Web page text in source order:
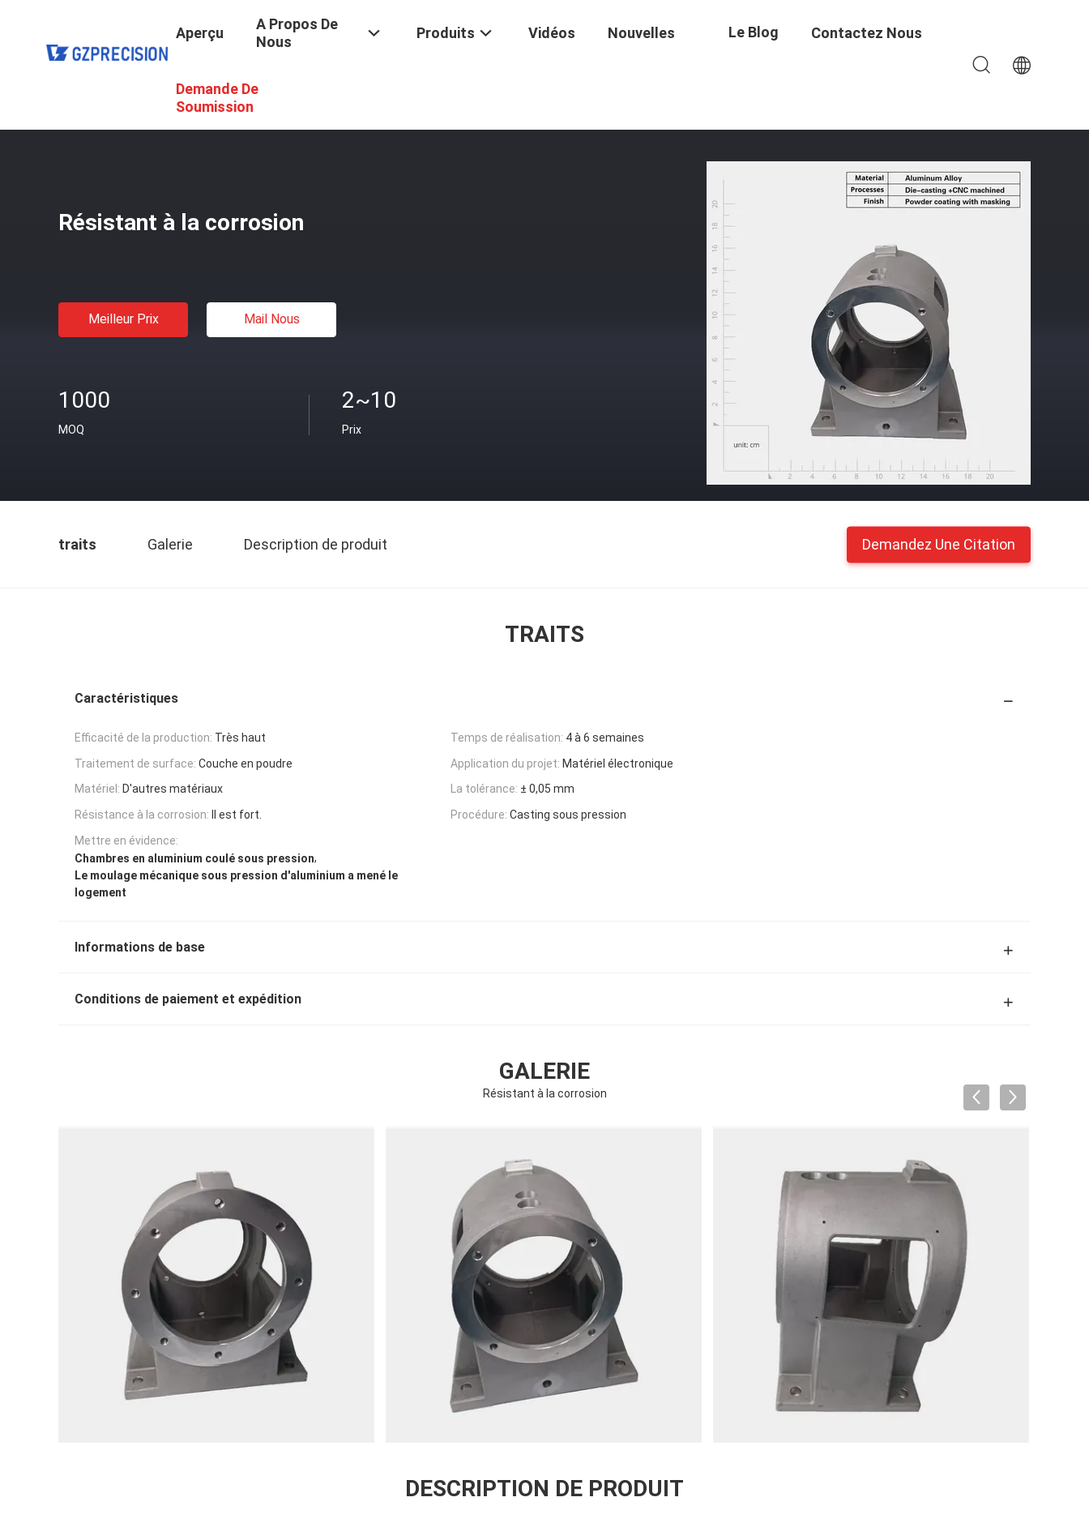
Aperçu
A Propos De
Nous
Produits Vidéos Nouvelles Le Blog Contactez Nous
Demande De
Soumission
L'aluminium Logement De Moulage Mécanique Sous Pression
Résistant à la corrosion
Meilleur Prix Mail Nous
1000
MOQ
2~10
Prix
traits Galerie Description de produit Demandez Une Citation
TRAITS
Caractéristiques
Efficacité de la production: Très haut Temps de réalisation: 4 à 6 semaines
Traitement de surface: Couche en poudre Application du projet: Matériel électronique
Matériel: D'autres matériaux La tolérance: ± 0,05 mm
Résistance à la corrosion:
Il est fort. Procédure: Casting sous pression
Mettre en évidence:
Chambres en aluminium coulé sous pression,
Le moulage mécanique sous pression d'aluminium a mené le
logement
Informations de base
Conditions de paiement et expédition
GALERIE
Résistant à la corrosion
DESCRIPTION DE PRODUIT